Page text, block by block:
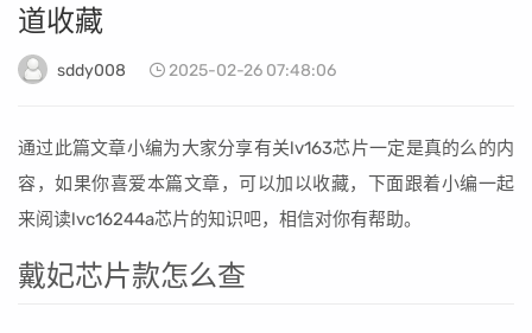
道收藏
sddy008 2025-02-26 07:48:06
通过此篇文章小编为大家分享有关lv163芯片一定是真的么的内
容，如果你喜爱本篇文章，可以加以收藏，下面跟着小编一起
来阅读lvc16244a芯片的知识吧，相信对你有帮助。
戴妃芯片款怎么查